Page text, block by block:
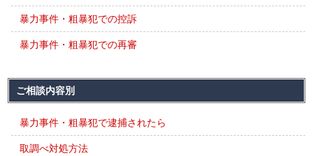
暴力事件・粗暴犯での控訴
暴力事件・粗暴犯での再審
ご相談内容別
暴力事件・粗暴犯で逮捕されたら
取調べ対処方法